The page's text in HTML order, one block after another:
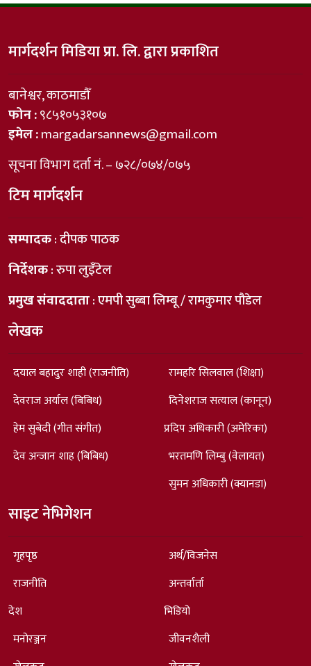
मार्गदर्शन मिडिया प्रा. लि. द्वारा प्रकाशित
बानेश्वर, काठमाडौँ
फोन :९८५१०५३१०७
इमेल :margadarsannews@gmail.com
सूचना विभाग दर्ता नं. – ७२८/०७४/०७५
टिम मार्गदर्शन
सम्पादक: दीपक पाठक
निर्देशक: रुपा लुइँटेल
प्रमुख संवाददाता: एमपी सुब्बा लिम्बू / रामकुमार पौडेल
लेखक
दयाल बहादुर शाही (राजनीति)
देवराज अर्याल (बिबिध)
हेम सुबेदी (गीत संगीत)
देव अन्जान शाह (बिबिध)
रामहरि सिलवाल (शिक्षा)
दिनेशराज सत्याल (कानून)
प्रदिप अधिकारी (अमेरिका)
भरतमणि लिम्बु (वेलायत)
सुमन अधिकारी (क्यानडा)
साइट नेभिगेशन
गृहपृष्ठ
राजनीति
देश
मनोरञ्जन
अर्थ/विजनेस
अन्तर्वार्ता
भिडियो
जीवनशैली